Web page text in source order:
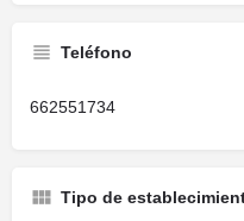
Teléfono
662551734
Tipo de